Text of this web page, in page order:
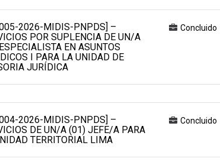
005-2026-MIDIS-PNPDS] –
POR SUPLENCIA DE UN/A
EN ASUNTOS
I PARA LA UNIDAD DE
JURÍDICA
Concluido
004-2026-MIDIS-PNPDS] –
DE UN/A (01) JEFE/A PARA
TERRITORIAL LIMA
Concluido